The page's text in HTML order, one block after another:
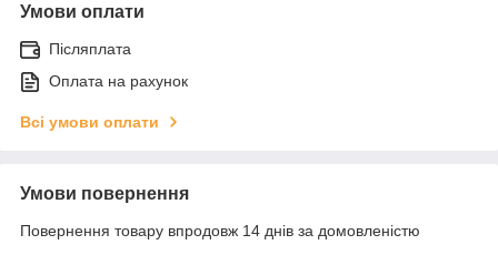
Умови оплати
Післяплата
Оплата на рахунок
Всі умови оплати
Умови повернення
Повернення товару впродовж 14 днів за домовленістю